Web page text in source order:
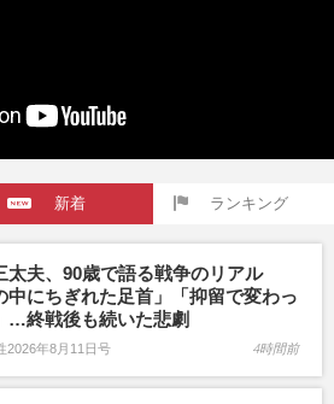
新着 ランキング
太夫、90歳で語る戦争のリアル
中にちぎれた足首」「抑留で変わっ
…終戦後も続いた悲劇
2026年8月11日号 4時間前